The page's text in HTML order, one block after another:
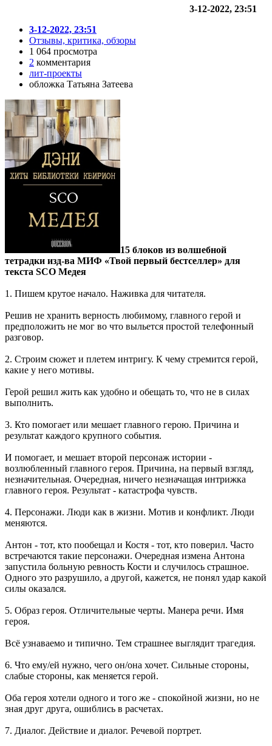
3-12-2022, 23:51
3-12-2022, 23:51
Отзывы, критика, обзоры
1 064 просмотра
2 комментария
лит-проекты
обложка Татьяна Затеева
15 блоков из волшебной
тетрадки изд-ва МИФ «Твой первый бестселлер» для
текста SCO Медея
1. Пишем крутое начало. Наживка для читателя.
Решив не хранить верность любимому, главного герой и
предположить не мог во что выльется простой телефонный
разговор.
2. Строим сюжет и плетем интригу. К чему стремится герой,
какие у него мотивы.
Герой решил жить как удобно и обещать то, что не в силах
выполнить.
3. Кто помогает или мешает главного герою. Причина и
результат каждого крупного события.
И помогает, и мешает второй персонаж истории -
возлюбленный главного героя. Причина, на первый взгляд,
незначительная. Очередная, ничего незначащая интрижка
главного героя. Результат - катастрофа чувств.
4. Персонажи. Люди как в жизни. Мотив и конфликт. Люди
меняются.
Антон - тот, кто пообещал и Костя - тот, кто поверил. Часто
встречаются такие персонажи. Очередная измена Антона
запустила больную ревность Кости и случилось страшное.
Одного это разрушило, а другой, кажется, не понял удар какой
силы оказался.
5. Образ героя. Отличительные черты. Манера речи. Имя
героя.
Всё узнаваемо и типично. Тем страшнее выглядит трагедия.
6. Что ему/ей нужно, чего он/она хочет. Сильные стороны,
слабые стороны, как меняется герой.
Оба героя хотели одного и того же - спокойной жизни, но не
зная друг друга, ошиблись в расчетах.
7. Диалог. Действие и диалог. Речевой портрет.